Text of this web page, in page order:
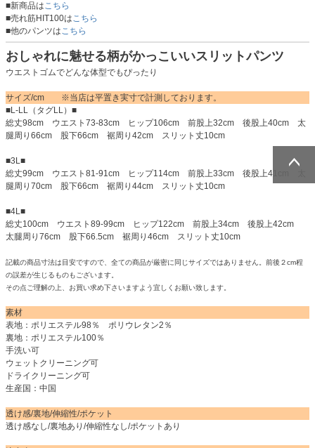
■新商品はこちら
■売れ筋HIT100はこちら
■他のパンツはこちら
おしゃれに魅せる柄がかっこいいスリットパンツ
ウエストゴムでどんな体型でもぴったり
サイズ/cm ※当店は平置き実寸で計測しております。
■L-LL（タグLL）■
総丈98cm ウエスト73-83cm ヒップ106cm 前股上32cm 後股上40cm 太
腿周り66cm 股下66cm 裾周り42cm スリット丈10cm
■3L■
総丈99cm ウエスト81-91cm ヒップ114cm 前股上33cm 後股上41cm 太
腿周り70cm 股下66cm 裾周り44cm スリット丈10cm
■4L■
総丈100cm ウエスト89-99cm ヒップ122cm 前股上34cm 後股上42cm
太腿周り76cm 股下66.5cm 裾周り46cm スリット丈10cm
記載の商品寸法は目安ですので、全ての商品が厳密に同じサイズではありません。前後２cm程
の誤差が生じるものもございます。
その点ご理解の上、お買い求め下さいますよう宜しくお願い致します。
素材
表地：ポリエステル98％ ポリウレタン2％
裏地：ポリエステル100％
手洗い可
ウェットクリーニング可
ドライクリーニング可
生産国：中国
透け感/裏地/伸縮性/ポケット
透け感なし/裏地あり/伸縮性なし/ポケットあり